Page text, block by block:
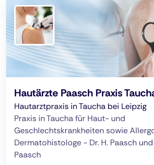
Hautärzte Paasch Praxis
Hautarztpraxis in Taucha bei Leipzig
Praxis in Taucha für Haut- und
Geschlechtskrankheiten sowie
Dermatohistologe - Dr. H. Paasch
Paasch